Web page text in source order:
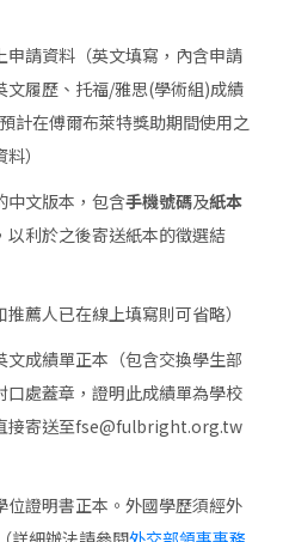
申請資料（英文填寫，內含申請
文履歷、托福/雅思(學術組)成績
計在傅爾布萊特獎助期間使用之
）
中文版本，包含手機號碼及紙本
以利於之後寄送紙本的徵選結
推薦人已在線上填寫則可省略）
文成績單正本（包含交換學生部
口處蓋章，證明此成績單為學校
接寄送至fse@fulbright.org.tw
位證明書正本。外國學歷須經外